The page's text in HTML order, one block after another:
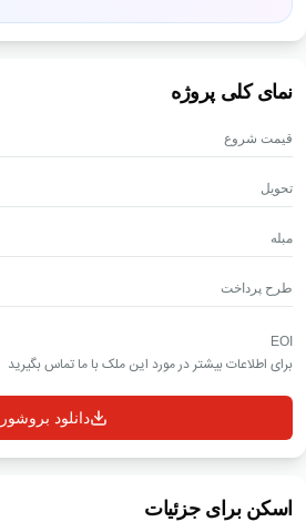
نمای کلی پروژه
قیمت شروع
تحویل
مبله
طرح پرداخت
EOI
برای اطلاعات بیشتر در مورد این ملک با ما تماس بگیرید
دانلود بروشور
اسکن برای جزئیات